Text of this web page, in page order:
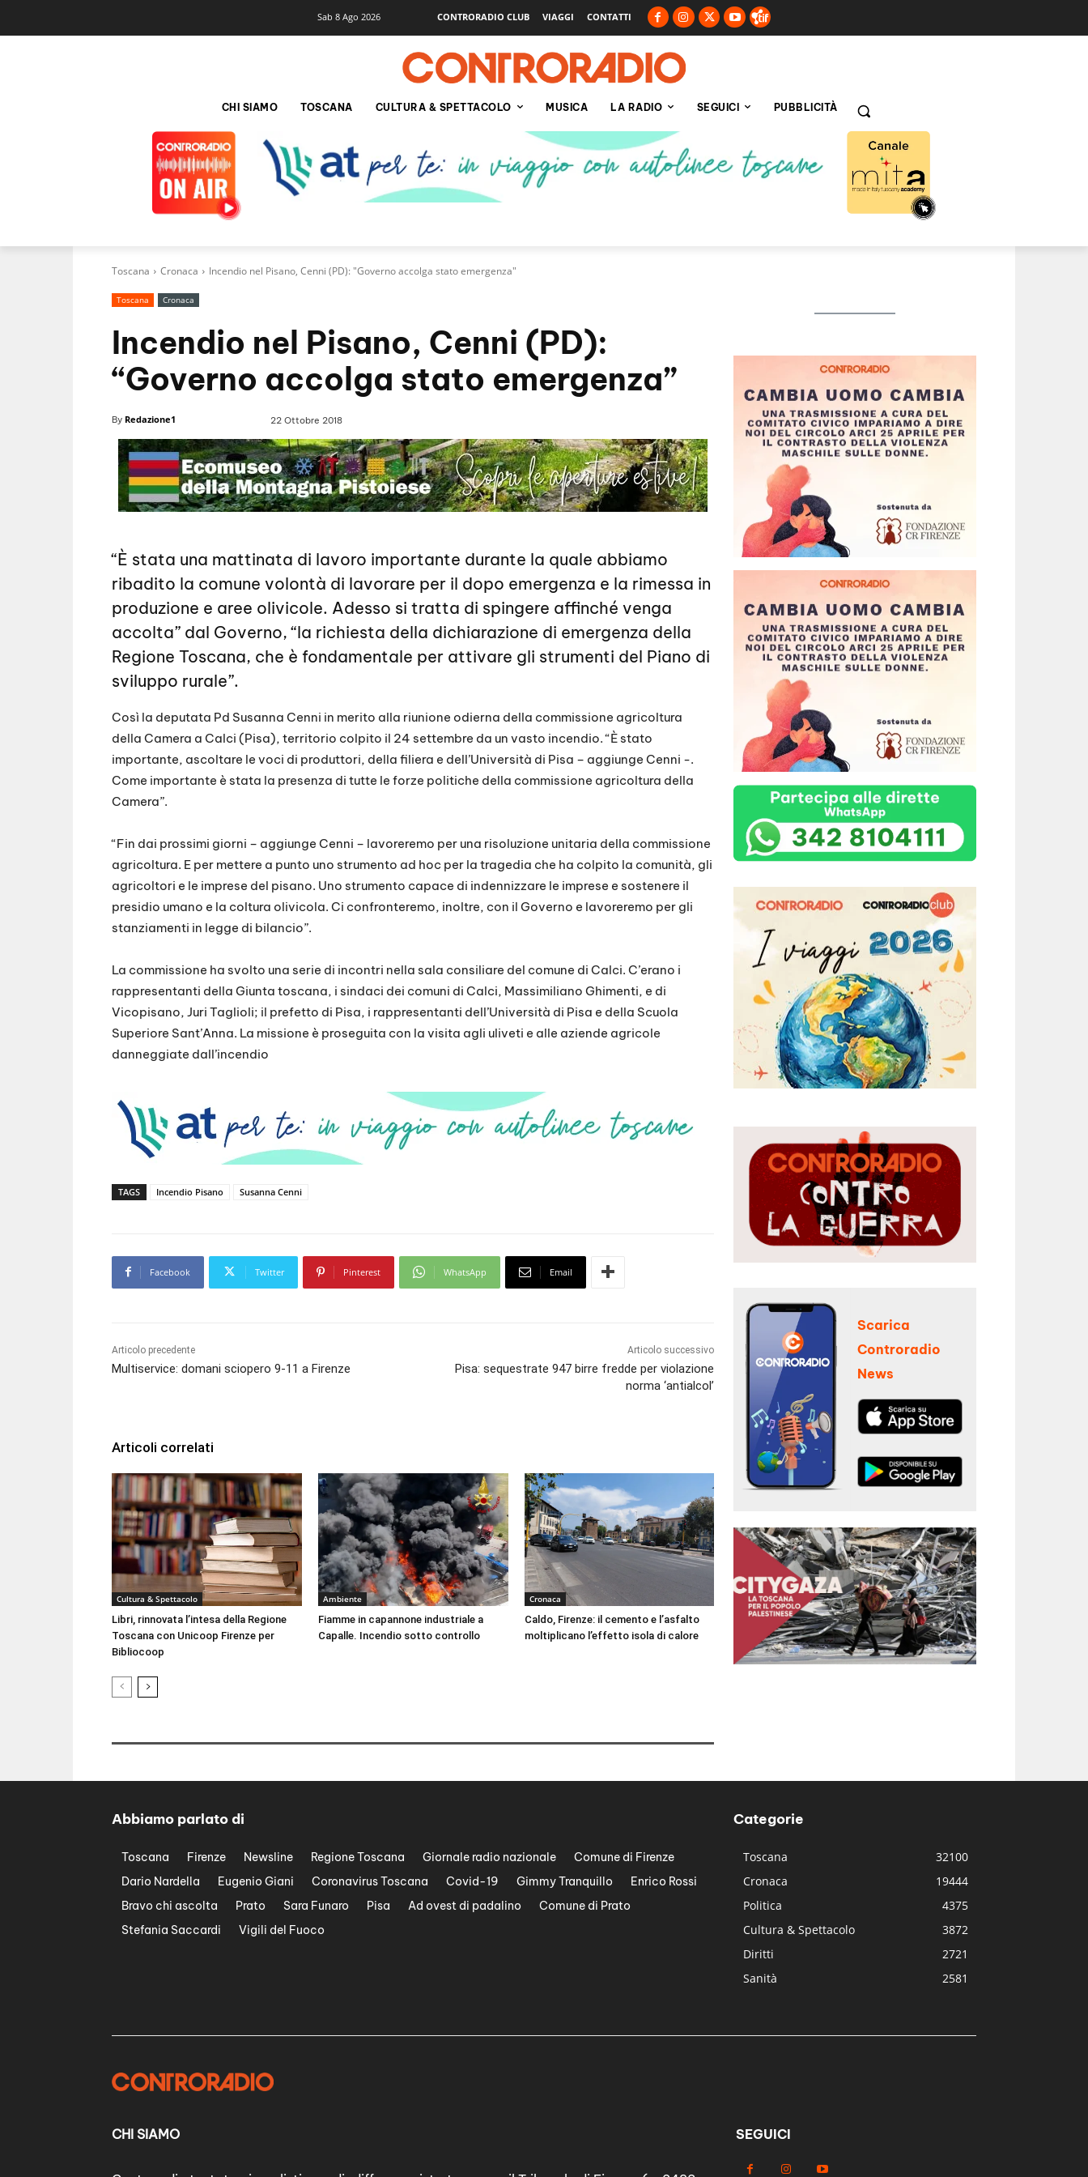
Sab 8 Ago 2026 CONTRORADIO CLUB VIAGGI CONTATTI
CHI SIAMO TOSCANA CULTURA & SPETTACOLO MUSICA LA RADIO SEGUICI PUBBLICITÀ
Toscana Cronaca Incendio nel Pisano, Cenni (PD): "Governo accolga stato emergenza"
Toscana Cronaca
Incendio nel Pisano, Cenni (PD):
“Governo accolga stato emergenza”
By Redazione1 22 Ottobre 2018
“È stata una mattinata di lavoro importante durante la quale abbiamo
ribadito la comune volontà di lavorare per il dopo emergenza e la rimessa in
produzione e aree olivicole. Adesso si tratta di spingere affinché venga
accolta” dal Governo, “la richiesta della dichiarazione di emergenza della
Regione Toscana, che è fondamentale per attivare gli strumenti del Piano di
sviluppo rurale”.
Così la deputata Pd Susanna Cenni in merito alla riunione odierna della commissione agricoltura
della Camera a Calci (Pisa), territorio colpito il 24 settembre da un vasto incendio. “È stato
importante, ascoltare le voci di produttori, della filiera e dell’Università di Pisa – aggiunge Cenni -.
Come importante è stata la presenza di tutte le forze politiche della commissione agricoltura della
Camera”.
“Fin dai prossimi giorni – aggiunge Cenni – lavoreremo per una risoluzione unitaria della commissione
agricoltura. E per mettere a punto uno strumento ad hoc per la tragedia che ha colpito la comunità, gli
agricoltori e le imprese del pisano. Uno strumento capace di indennizzare le imprese e sostenere il
presidio umano e la coltura olivicola. Ci confronteremo, inoltre, con il Governo e lavoreremo per gli
stanziamenti in legge di bilancio”.
La commissione ha svolto una serie di incontri nella sala consiliare del comune di Calci. C’erano i
rappresentanti della Giunta toscana, i sindaci dei comuni di Calci, Massimiliano Ghimenti, e di
Vicopisano, Juri Taglioli; il prefetto di Pisa, i rappresentanti dell’Università di Pisa e della Scuola
Superiore Sant’Anna. La missione è proseguita con la visita agli uliveti e alle aziende agricole
danneggiate dall’incendio
TAGS Incendio Pisano Susanna Cenni
Facebook Twitter Pinterest WhatsApp Email
Articolo precedente
Multiservice: domani sciopero 9-11 a Firenze
Articolo successivo
Pisa: sequestrate 947 birre fredde per violazione
norma ‘antialcol’
Articoli correlati
Cultura & Spettacolo
Libri, rinnovata l’intesa della Regione
Toscana con Unicoop Firenze per
Bibliocoop
Ambiente
Fiamme in capannone industriale a
Capalle. Incendio sotto controllo
Cronaca
Caldo, Firenze: il cemento e l’asfalto
moltiplicano l’effetto isola di calore
Scarica
Controradio
News
Abbiamo parlato di
Toscana Firenze Newsline Regione Toscana Giornale radio nazionale
Comune di Firenze
Dario Nardella
Eugenio Giani Coronavirus Toscana Covid-19 Gimmy Tranquillo
Enrico Rossi
Bravo chi ascolta
Prato Sara Funaro Pisa Ad ovest di padalino
Comune di Prato
Stefania Saccardi
Vigili del Fuoco
Categorie
Toscana
32100
Cronaca
19444
Politica
4375
Cultura & Spettacolo
3872
Diritti
2721
Sanità
2581
CHI SIAMO SEGUICI